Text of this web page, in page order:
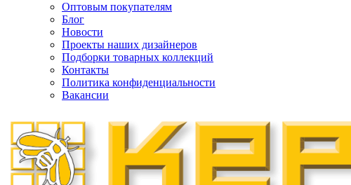
Оптовым покупателям
Блог
Новости
Проекты наших дизайнеров
Подборки товарных коллекций
Контакты
Политика конфиденциальности
Вакансии